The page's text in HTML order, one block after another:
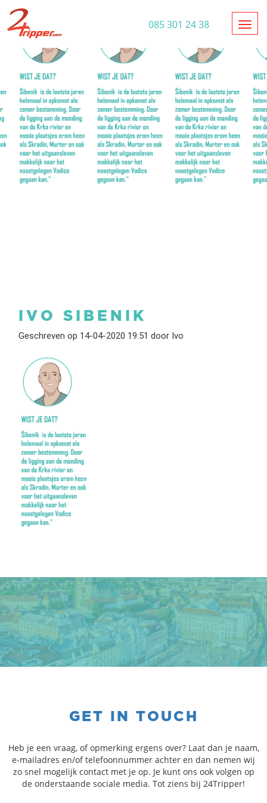
085 301 24 38
IVO SIBENIK
Geschreven op 14-04-2020 19:51 door Ivo
GET IN TOUCH
Heb je een vraag, of opmerking ergens over? Laat dan je naam,
e-mailadres en/of telefoonnummer achter en dan nemen wij
zo snel mogelijk contact met je op. Je kunt ons ook volgen op
de onderstaande sociale media. Tot ziens bij 24Tripper!